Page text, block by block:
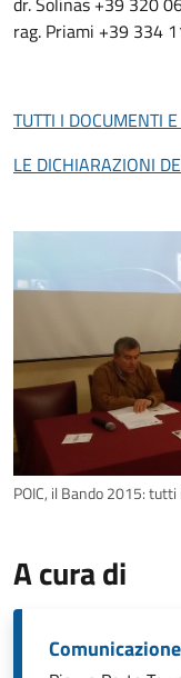
rag. Priami +39 334
TUTTI I DOCUMENTI
LE DICHIARAZIONI
POIC, il Bando 2015:
A cura di